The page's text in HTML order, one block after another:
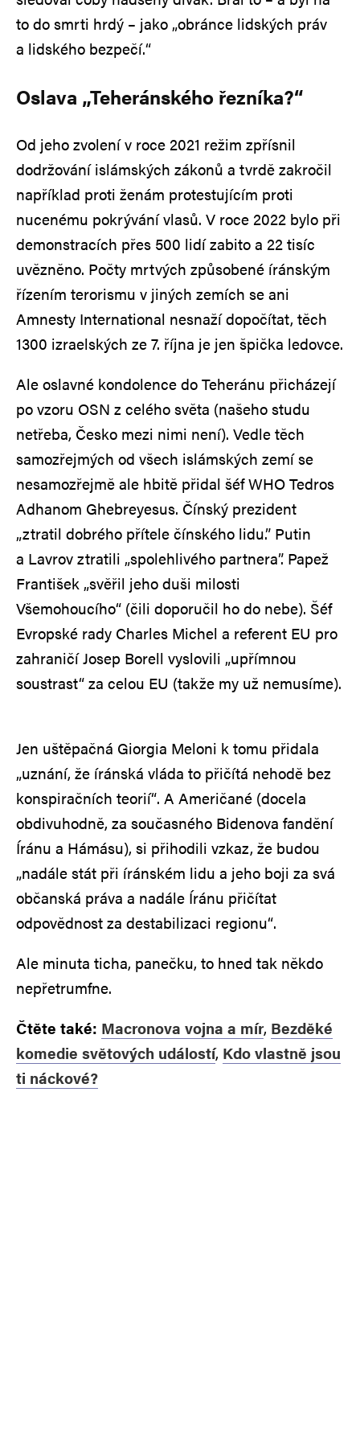
to do smrti hrdý – jako „obránce lidských práv
a lidského bezpečí.“
Oslava „Teheránského řezníka?“
Od jeho zvolení v roce 2021 režim zpřísnil
dodržování islámských zákonů a tvrdě zakročil
například proti ženám protestujícím proti
nucenému pokrývání vlasů. V roce 2022 bylo při
demonstracích přes 500 lidí zabito a 22 tisíc
uvězněno. Počty mrtvých způsobené íránským
řízením terorismu v jiných zemích se ani
Amnesty International nesnaží dopočítat, těch
1300 izraelských ze 7. října je jen špička ledovce.
Ale oslavné kondolence do Teheránu přicházejí
po vzoru OSN z celého světa (našeho studu
netřeba, Česko mezi nimi není). Vedle těch
samozřejmých od všech islámských zemí se
nesamozřejmě ale hbitě přidal šéf WHO Tedros
Adhanom Ghebreyesus. Čínský prezident
„ztratil dobrého přítele čínského lidu.” Putin
a Lavrov ztratili „spolehlivého partnera”. Papež
František „svěřil jeho duši milosti
Všemohoucího“ (čili doporučil ho do nebe). Šéf
Evropské rady Charles Michel a referent EU pro
zahraničí Josep Borell vyslovili „upřímnou
soustrast“ za celou EU (takže my už nemusíme).
Jen uštěpačná Giorgia Meloni k tomu přidala
„uznání, že íránská vláda to přičítá nehodě bez
konspiračních teorií“. A Američané (docela
obdivuhodně, za současného Bidenova fandění
Íránu a Hámásu), si přihodili vzkaz, že budou
„nadále stát při íránském lidu a jeho boji za svá
občanská práva a nadále Íránu přičítat
odpovědnost za destabilizaci regionu“.
Ale minuta ticha, panečku, to hned tak někdo
nepřetrumfne.
Čtěte také: Macronova vojna a mír, Bezděké
komedie světových událostí, Kdo vlastně jsou
ti náckové?